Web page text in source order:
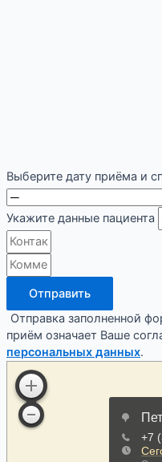
Выберите дату приёма и
Укажите данные пациента
Отправить
Отправка заполненной
приём означает Ваше
персональных данных.